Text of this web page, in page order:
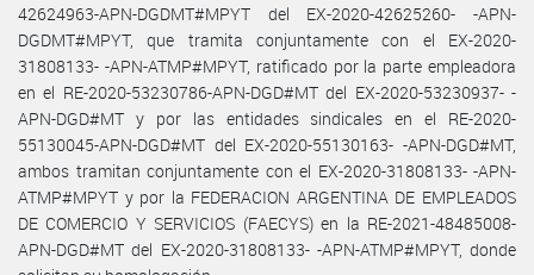
42624963-APN-DGDMT#MPYT del EX-2020-42625260- -APN-
DGDMT#MPYT, que tramita conjuntamente con el EX-2020-
31808133- -APN-ATMP#MPYT, ratificado por la parte empleadora
en el RE-2020-53230786-APN-DGD#MT del EX-2020-53230937- -
APN-DGD#MT y por las entidades sindicales en el RE-2020-
55130045-APN-DGD#MT del EX-2020-55130163- -APN-DGD#MT,
ambos tramitan conjuntamente con el EX-2020-31808133- -APN-
ATMP#MPYT y por la FEDERACION ARGENTINA DE EMPLEADOS
DE COMERCIO Y SERVICIOS (FAECYS) en la RE-2021-48485008-
APN-DGD#MT del EX-2020-31808133- -APN-ATMP#MPYT, donde